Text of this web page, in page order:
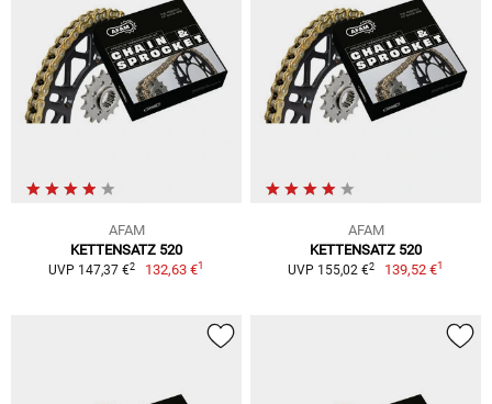
AFAM
KETTENSATZ 520
UVP 147,37 €2 132,63 €1
AFAM
KETTENSATZ 520
UVP 155,02 €2 139,52 €1